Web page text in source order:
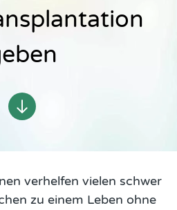
verhelfen vielen schwer
zu einem Leben ohne